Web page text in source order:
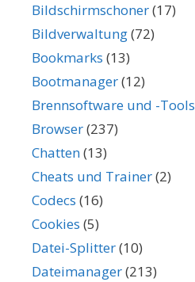
Bildschirmschoner(17)
Bildverwaltung(72)
Bookmarks (13)
Bootmanager(12)
Brennsoftware und -Tools
Browser(237)
Chatten(13)
Cheats und Trainer(2)
Codecs (16)
Cookies (5)
Datei-Splitter(10)
Dateimanager(213)